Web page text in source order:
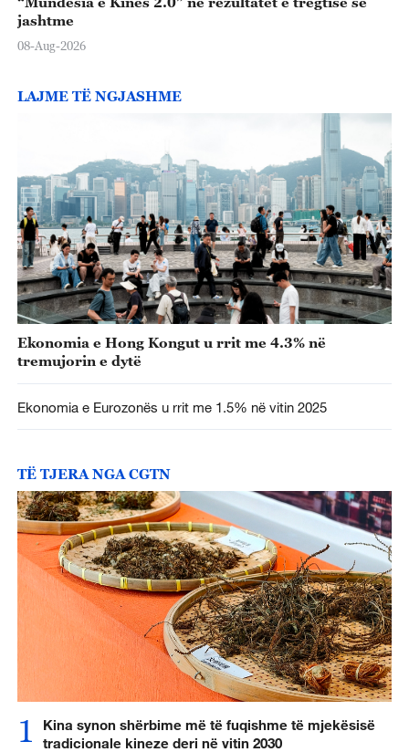
jashtme
08-Aug-2026
LAJME TË NGJASHME
Ekonomia e Hong Kongut u rrit me 4.3% në
tremujorin e dytë
Ekonomia e Eurozonës u rrit me 1.5% në vitin 2025
TË TJERA NGA CGTN
1
Kina synon shërbime më të fuqishme të mjekësisë
tradicionale kineze deri në vitin 2030